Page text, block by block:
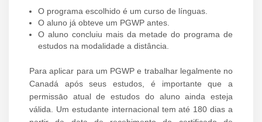
O programa escolhido é um curso de línguas.
O aluno já obteve um PGWP antes.
O aluno concluiu mais da metade do programa de
estudos na modalidade a distância.
Para aplicar para um PGWP e trabalhar legalmente no
Canadá após seus estudos, é importante que a
permissāo atual de estudos do aluno ainda esteja
válida. Um estudante internacional tem até 180 dias a